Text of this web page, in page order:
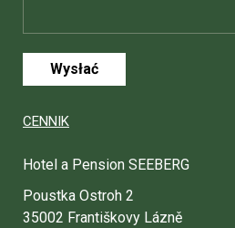
Wysłać
CENNIK
Hotel a Pension SEEBERG
Poustka Ostroh 2
35002 Františkovy Lázně